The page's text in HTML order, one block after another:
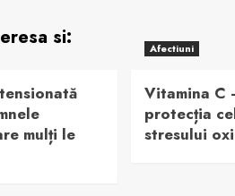
si:
mulți le
Afectiuni
Vitamina C
protecția
stresului